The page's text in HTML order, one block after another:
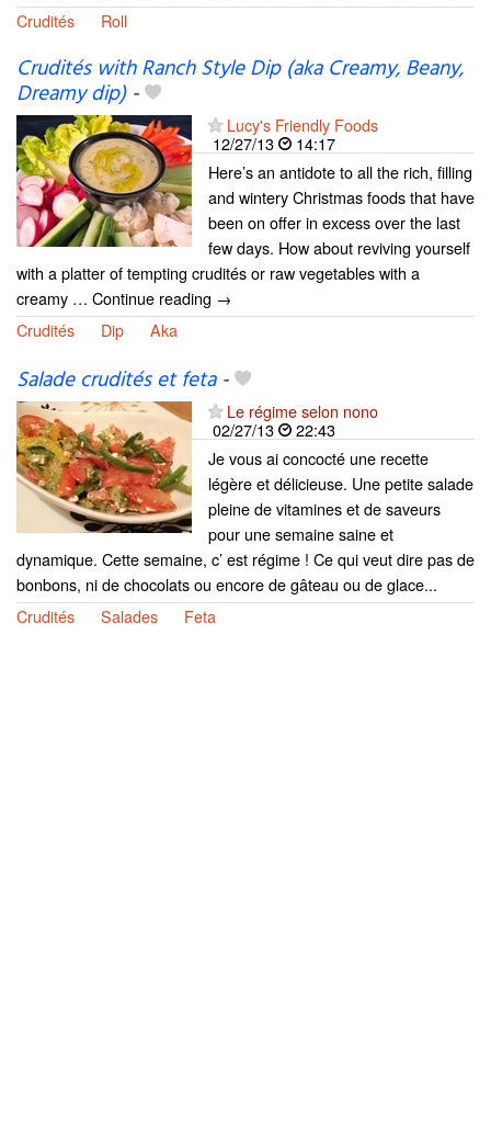
Crudités
Roll
Crudités with Ranch Style Dip (aka Creamy, Beany,
Dreamy dip)-
Lucy's Friendly Foods
12/27/13
14:17
Here’s an antidote to all the rich, filling
and wintery Christmas foods that have
been on offer in excess over the last
few days. How about reviving yourself
with a platter of tempting crudités or raw vegetables with a
creamy … Continue reading →
Crudités
Dip Aka
Salade crudités et feta-
Le régime selon nono
02/27/13
22:43
Je vous ai concocté une recette
légère et délicieuse. Une petite salade
pleine de vitamines et de saveurs
pour une semaine saine et
dynamique. Cette semaine, c’ est régime ! Ce qui veut dire pas de
bonbons, ni de chocolats ou encore de gâteau ou de glace...
Crudités
Salades Feta